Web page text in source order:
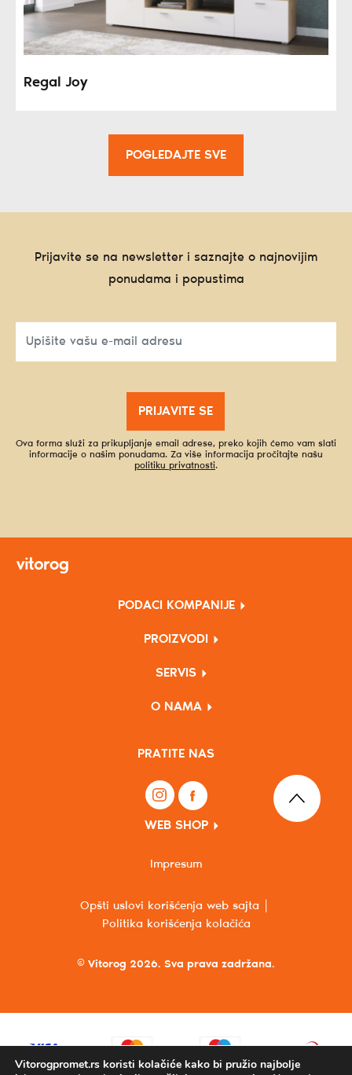
Regal Joy
POGLEDAJTE SVE
Prijavite se na newsletter i saznajte o najnovijim
ponudama i popustima
PRIJAVITE SE
Ova forma služi za prikupljanje email adrese, preko kojih ćemo vam slati
informacije o našim ponudama. Za više informacija pročitajte našu
politiku privatnosti.
PODACI KOMPANIJE
PROIZVODI
SERVIS
O NAMA
PRATITE NAS
WEB SHOP
© Vitorog 2026. Sva prava zadržana.
Opšti uslovi korišćenja web sajta
Politika korišćenja kolačića
Impresum
Vitorogpromet.rs koristi kolačiće kako bi pružio najbolje